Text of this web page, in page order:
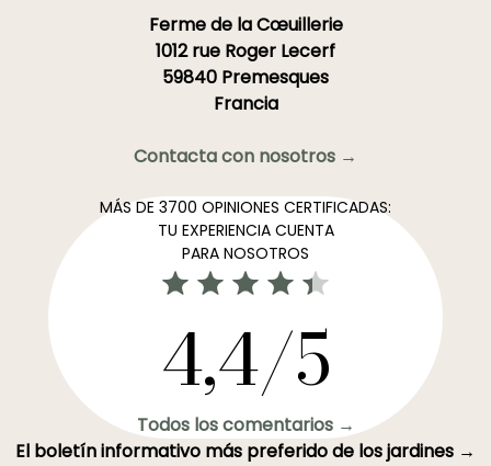
Ferme de la Cœuillerie
1012 rue Roger Lecerf
59840 Premesques
Francia
Contacta con nosotros →
MÁS DE 3700 OPINIONES CERTIFICADAS:
TU EXPERIENCIA CUENTA
PARA NOSOTROS
4,4/5
Todos los comentarios →
El boletín informativo más preferido de los jardines →